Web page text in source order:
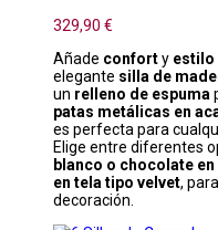
329,90 €
Añade conforty estilo
elegante silla de
un relleno de espuma
patas metálicas en
es perfecta para
Elige entre diferentes
blanco o chocolate en
en tela tipo velvet,
decoración.